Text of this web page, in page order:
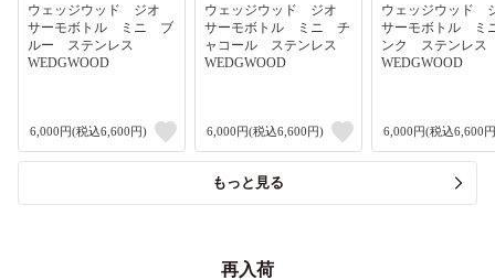
ウェッジウッド ジオ
サーモボトル ミニ ブ
ルー ステンレス
WEDGWOOD
6,000円(税込6,600円)
ウェッジウッド ジオ
サーモボトル ミニ チ
ャコール ステンレス
WEDGWOOD
6,000円(税込6,600円)
ウェッジウッド
サーモボトル
ンク ステンレ
WEDGWOOD
6,000円(税込6,600
もっと見る
再入荷